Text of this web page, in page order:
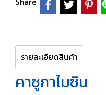
รายละเอียดสินค้า
คาซูกาไมซิน